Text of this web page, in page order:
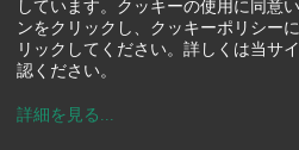
しています。クッキーの使用に同意
ンをクリックし、クッキーポリシー
リックしてください。詳しくは当サ
認ください。
詳細を見る ...